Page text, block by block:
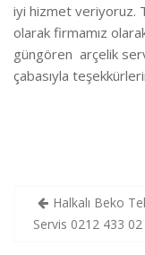
iyi hizmet veriyoruz.
olarak firmamız
güngören arçelik
çabasıyla
Yazı
gezinmesi
Halkalı Beko
Servis 0212 433 02